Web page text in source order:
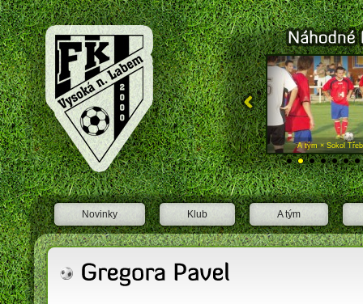
FK Vysoká nad Labem
Novinky Klub A tým
A tým × SK Jičín "A" A tým × Sokol